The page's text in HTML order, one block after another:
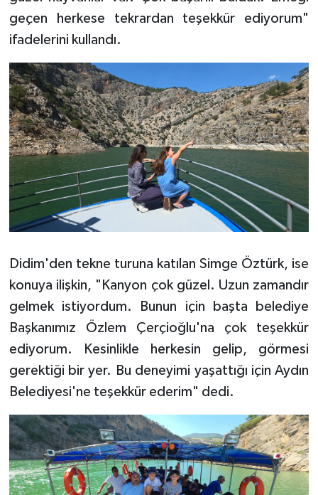
geçen herkese tekrardan teşekkür ediyorum"
ifadelerini kullandı.
Didim'den tekne turuna katılan Simge Öztürk, ise
konuya ilişkin, "Kanyon çok güzel. Uzun zamandır
gelmek istiyordum. Bunun için başta belediye
Başkanımız Özlem Çerçioğlu'na çok teşekkür
ediyorum. Kesinlikle herkesin gelip, görmesi
gerektiği bir yer. Bu deneyimi yaşattığı için Aydın
Belediyesi'ne teşekkür ederim" dedi.